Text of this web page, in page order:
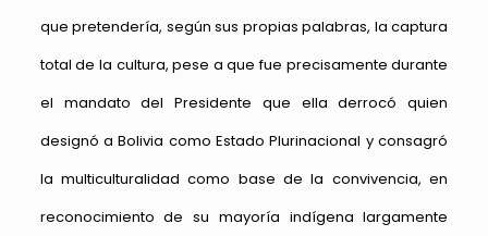
que pretendería, según sus propias palabras, la captura
total de la cultura, pese a que fue precisamente durante
el mandato del Presidente que ella derrocó quien
designó a Bolivia como Estado Plurinacional y consagró
la multiculturalidad como base de la convivencia, en
reconocimiento de su mayoría indígena largamente